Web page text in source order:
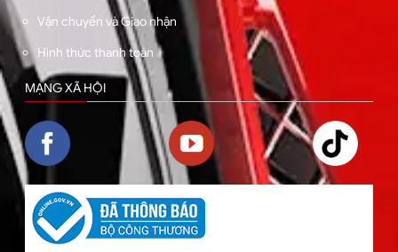
Vận chuyển và Giao nhận
Hình thức thanh toán
MẠNG XÃ HỘI